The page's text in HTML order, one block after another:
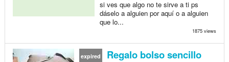
si ves que algo no te sirve a ti ps
dáselo a alguien por aquí o a alguien
que lo...
1875 views
expired Regalo bolso sencillo